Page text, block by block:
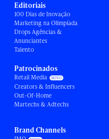
Editoriais
100 Dias de Inovação
Marketing na Olimpíada
Drops Agências &
Anunciantes
Talento
Patrocinados
Retail Media
Creators & Influencers
Out-Of-Home
Martechs & Adtechs
Brand Channels